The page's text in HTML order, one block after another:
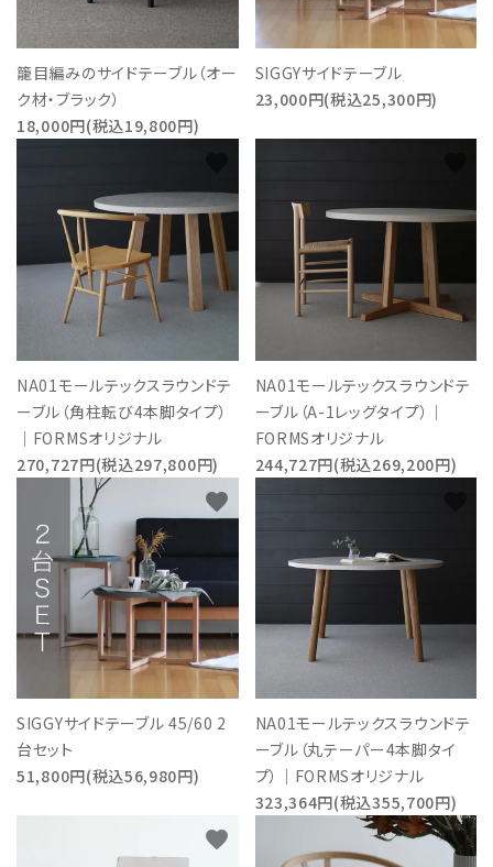
籠目編みのサイドテーブル（オー
ク材・ブラック）
18,000円(税込19,800円)
SIGGYサイドテーブル
23,000円(税込25,300円)
NA01モールテックスラウンドテ
ーブル（角柱転び4本脚タイプ）
｜FORMSオリジナル
270,727円(税込297,800円)
NA01モールテックスラウンドテ
ーブル（A-1レッグタイプ）｜
FORMSオリジナル
244,727円(税込269,200円)
SIGGYサイドテーブル 45/60 2
台セット
51,800円(税込56,980円)
favorite
NA01モールテックスラウンドテ
ーブル（丸テーパー4本脚タイ
プ）｜FORMSオリジナル
323,364円(税込355,700円)
favorite favorite